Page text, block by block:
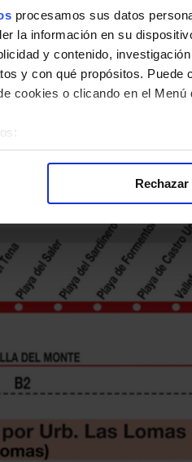
procesamos sus datos
la información en su
y contenido,
y con qué propósitos.
cookies o clicando en el Menú
su ubicación geográfica que
basada en la información
de cookies o
web sin coste para nuestros
de todas las cookies, ya
dentro del sitio
en función del
se instalará ninguna cookie
la secciónPolítica de Cookies
Rechazar
Monte
L-2 Boadilla del
de Madrid.